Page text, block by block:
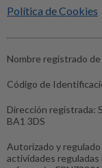
Política de Cookies
Nombre registrado de
Código de
Dirección registrada:
BA1 3DS
Autorizado y
actividades